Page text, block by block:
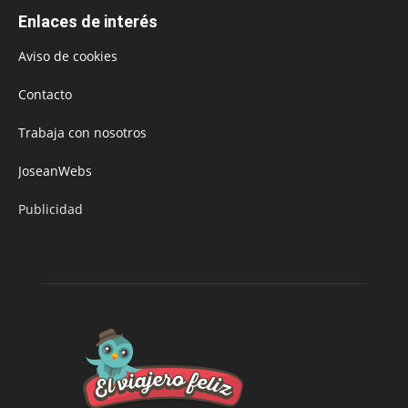
Enlaces de interés
Aviso de cookies
Contacto
Trabaja con nosotros
JoseanWebs
Publicidad